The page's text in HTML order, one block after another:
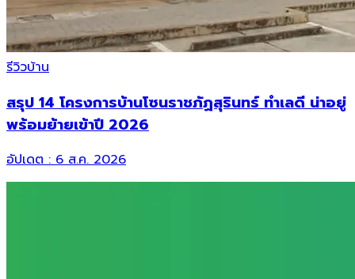
รีวิวบ้าน
สรุป 14 โครงการบ้านโซนราชภัฏสุรินทร์ ทำเลดี น่าอยู่
พร้อมย้ายเข้าปี 2026
อัปเดต :6 ส.ค. 2026